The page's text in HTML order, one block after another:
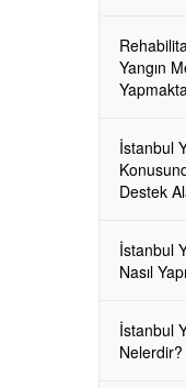
Yangın
İstanbul
Destek
İstanbul
Nasıl
İstanbul
Nelerdir?